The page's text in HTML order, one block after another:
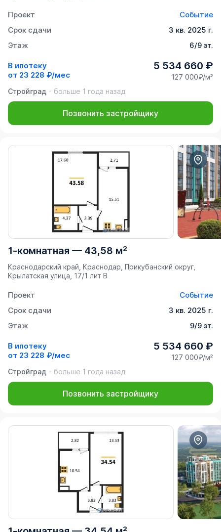
Проект
Событие
Срок сдачи
3 кв. 2025 г.
Этаж
6/9 эт.
В ипотеку
от 23 228 ₽/мес
5 534 660 ₽
127 000₽/м²
Стройград
больше 1 года назад
Позвонить застройщику
1-комнатная — 43,58 м²
Краснодарский край, Краснодар, Прикубанский округ,
Крылатская улица, 17/1 лит В
Проект
Событие
Срок сдачи
3 кв. 2025 г.
Этаж
9/9 эт.
В ипотеку
от 23 228 ₽/мес
5 534 660 ₽
127 000₽/м²
Стройград
больше 1 года назад
Позвонить застройщику